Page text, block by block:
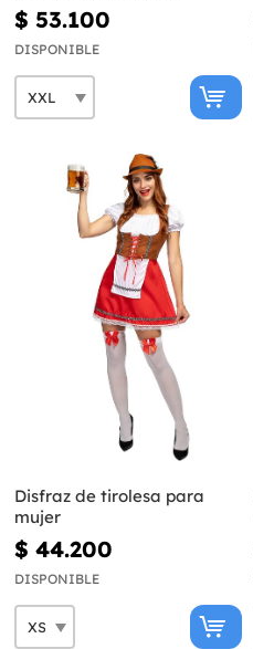
$ 53.100
DISPONIBLE
Disfraz de tirolesa para
mujer
$ 44.200
DISPONIBLE